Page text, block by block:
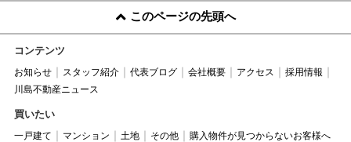
このページの先頭へ
コンテンツ
お知らせ スタッフ紹介 代表ブログ 会社概要 アクセス
採用情報
川島不動産ニュース
買いたい
一戸建て マンション 土地 その他 購入物件が見つからないお客様へ